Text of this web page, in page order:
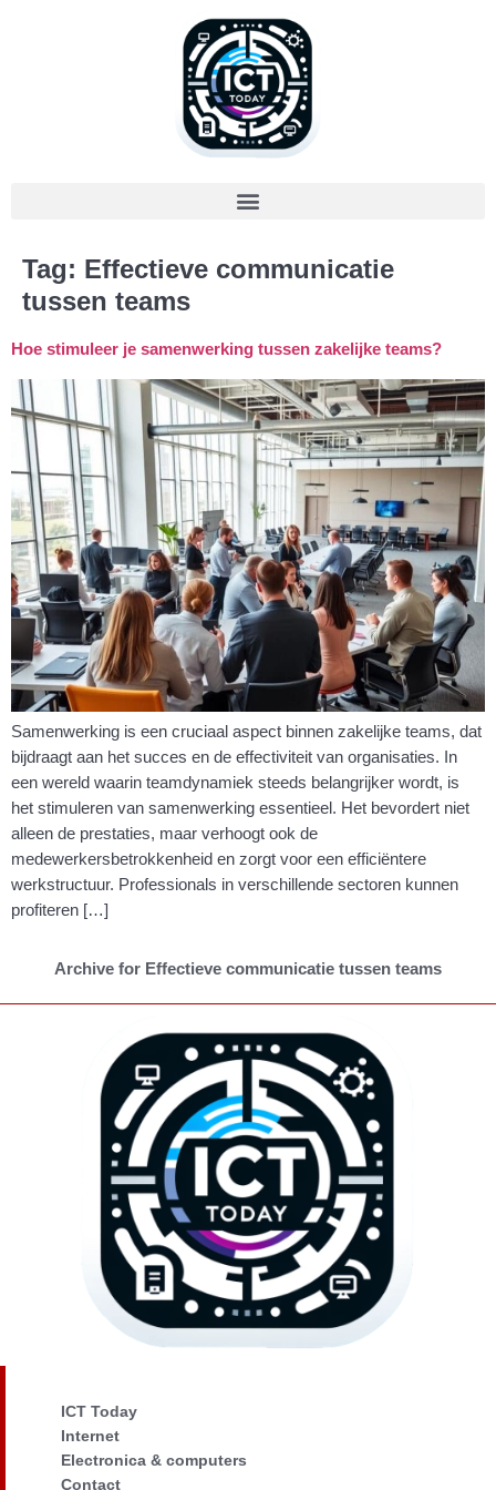
Tag: Effectieve communicatie
tussen teams
Hoe stimuleer je samenwerking tussen zakelijke teams?
Samenwerking is een cruciaal aspect binnen zakelijke teams, dat
bijdraagt aan het succes en de effectiviteit van organisaties. In
een wereld waarin teamdynamiek steeds belangrijker wordt, is
het stimuleren van samenwerking essentieel. Het bevordert niet
alleen de prestaties, maar verhoogt ook de
medewerkersbetrokkenheid en zorgt voor een efficiëntere
werkstructuur. Professionals in verschillende sectoren kunnen
profiteren […]
Archive for Effectieve communicatie tussen teams
ICT Today
Internet
Electronica & computers
Contact